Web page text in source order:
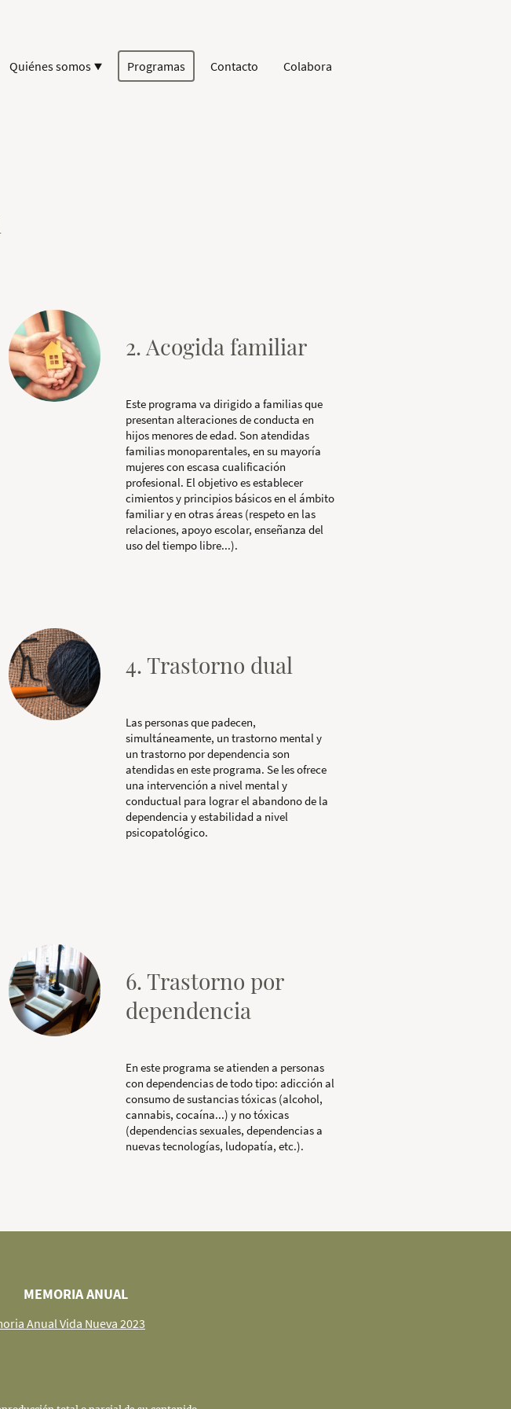
Quiénes somos Programas Contacto Colabora
2. Acogida familiar
Este programa va dirigido a familias que
presentan alteraciones de conducta en
hijos menores de edad. Son atendidas
familias monoparentales, en su mayoría
mujeres con escasa cualificación
profesional. El objetivo es establecer
cimientos y principios básicos en el ámbito
familiar y en otras áreas (respeto en las
relaciones, apoyo escolar, enseñanza del
uso del tiempo libre...).
4. Trastorno dual
Las personas que padecen,
simultáneamente, un trastorno mental y
un trastorno por dependencia son
atendidas en este programa. Se les ofrece
una intervención a nivel mental y
conductual para lograr el abandono de la
dependencia y estabilidad a nivel
psicopatológico.
6. Trastorno por
dependencia
En este programa se atienden a personas
con dependencias de todo tipo: adicción al
consumo de sustancias tóxicas (alcohol,
cannabis, cocaína...) y no tóxicas
(dependencias sexuales, dependencias a
nuevas tecnologías, ludopatía, etc.).
ANUAL
Anual Vida Nueva 2023